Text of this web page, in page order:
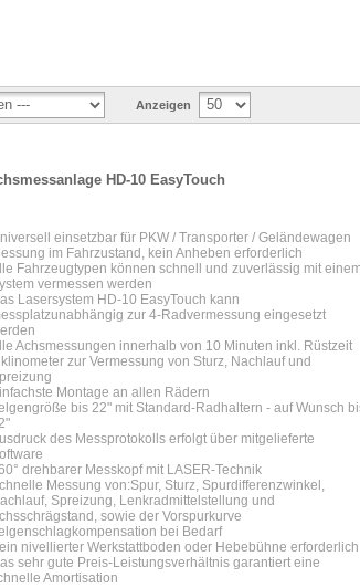
Anzeigen
HD-10 EasyTouch
einsetzbar für PKW / Transporter / Geländewagen
im Fahrzustand, kein Anheben erforderlich
Fahrzeugtypen können schnell und zuverlässig mit einem
vermessen werden
Lasersystem HD-10 EasyTouch kann
zur 4-Radvermessung eingesetzt
Achsmessungen innerhalb von 10 Minuten inkl. Rüstzeit
zur Vermessung von Sturz, Nachlauf und
Montage an allen Rädern
bis 22" mit Standard-Radhaltern - auf Wunsch
des Messprotokolls erfolgt über mitgelieferte
drehbarer Messkopf mit LASER-Technik
Messung von:Spur, Sturz, Spurdifferenzwinkel,
Spreizung, Lenkradmittelstellung und
sowie der Vorspurkurve
bei Bedarf
nivellierter Werkstattboden oder Hebebühne erforderlich
sehr gute Preis-Leistungsverhältnis garantiert eine
Amortisation